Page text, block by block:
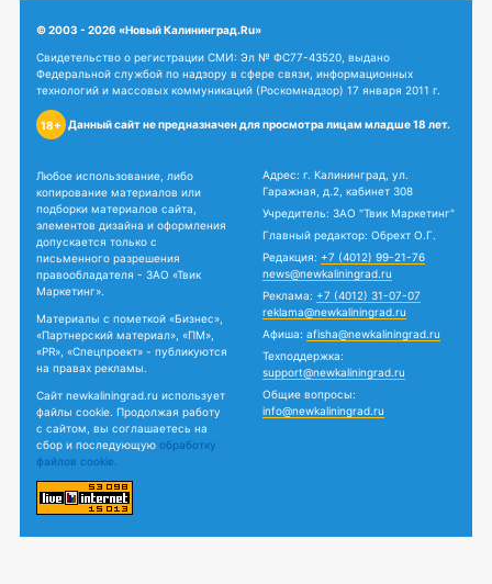
© 2003 - 2026 «Новый Калининград.Ru»
Свидетельство о регистрации СМИ: Эл № ФС77-43520, выдано
Федеральной службой по надзору в сфере связи, информационных
технологий и массовых коммуникаций (Роскомнадзор) 17 января 2011 г.
18+ Данный сайт не предназначен для просмотра лицам младше 18 лет.
Любое использование, либо
копирование материалов или
подборки материалов сайта,
элементов дизайна и оформления
допускается только с
письменного разрешения
правообладателя - ЗАО «Твик
Маркетинг».
Материалы с пометкой «Бизнес»,
«Партнерский материал», «ПМ»,
«PR», «Спецпроект» - публикуются
на правах рекламы.
Сайт newkaliningrad.ru использует
файлы cookie. Продолжая работу
с сайтом, вы соглашаетесь на
сбор и последующую обработку
файлов cookie.
Адрес: г. Калининград, ул.
Гаражная, д.2, кабинет 308
Учредитель: ЗАО "Твик Маркетинг"
Главный редактор: Обрехт О.Г.
Редакция: +7 (4012) 99-21-76
news@newkaliningrad.ru
Реклама: +7 (4012) 31-07-07
reklama@newkaliningrad.ru
Афиша: afisha@newkaliningrad.ru
Техподдержка:
support@newkaliningrad.ru
Общие вопросы:
info@newkaliningrad.ru